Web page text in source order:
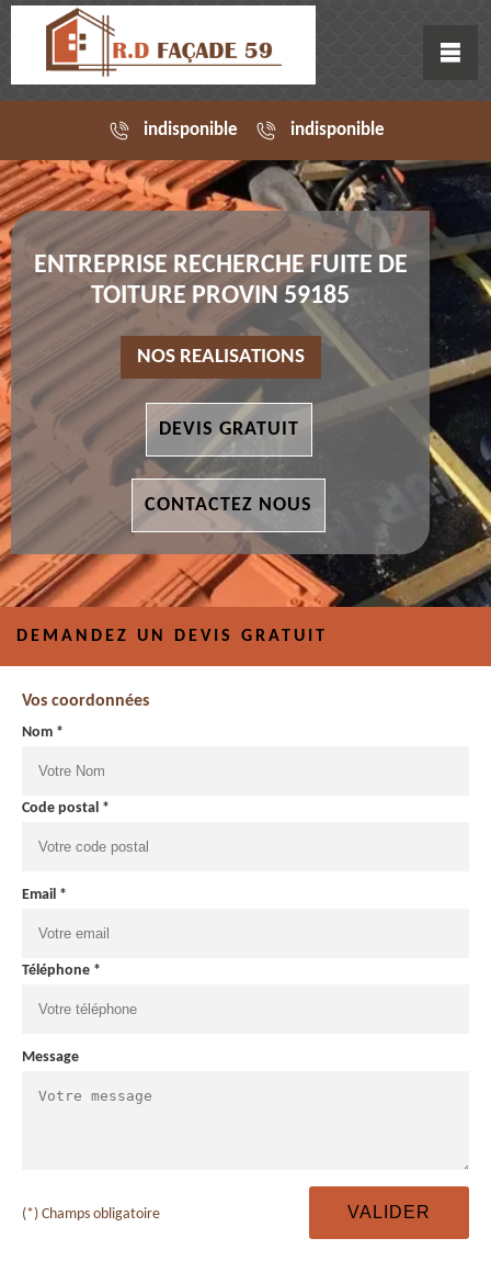
indisponible indisponible
ENTREPRISE RECHERCHE FUITE DE
TOITURE PROVIN 59185
NOS REALISATIONS
DEVIS GRATUIT
CONTACTEZ NOUS
DEMANDEZ UN DEVIS GRATUIT
Vos coordonnées
Nom *
Code postal *
Email *
Téléphone *
Message
(*) Champs obligatoire